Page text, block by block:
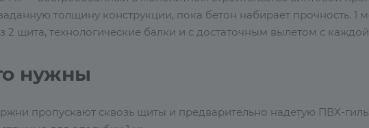
толщину конструкции, пока бетон набирает прочность. 1
2 щита, технологические балки и с достаточным вылетом с
нужны
пропускают сквозь щиты и предварительно надетую ПВХ-